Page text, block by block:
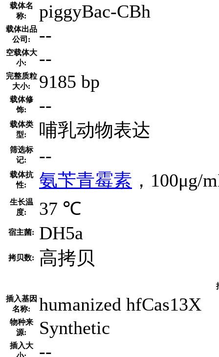
载体名
称:
piggyBac-CBh
载体出品
公司:
--
空载体大
小:
--
完整质粒
大小:
9185 bp
载体修
饰:
--
载体类
型:
哺乳动物表达
筛选标
记:
--
载体抗
性:
氨苄青霉素 ，100μg/
生长温
度:
37 ℃
宿主菌: DH5a
拷贝数: 高拷贝
插入基因
名称:
humanized hfCas13X
物种来
源:
Synthetic
插入大
--